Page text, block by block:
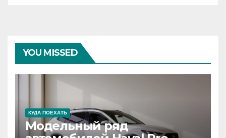
YOU MISSED
КУДА ПОЕХАТЬ
Модельный ряд